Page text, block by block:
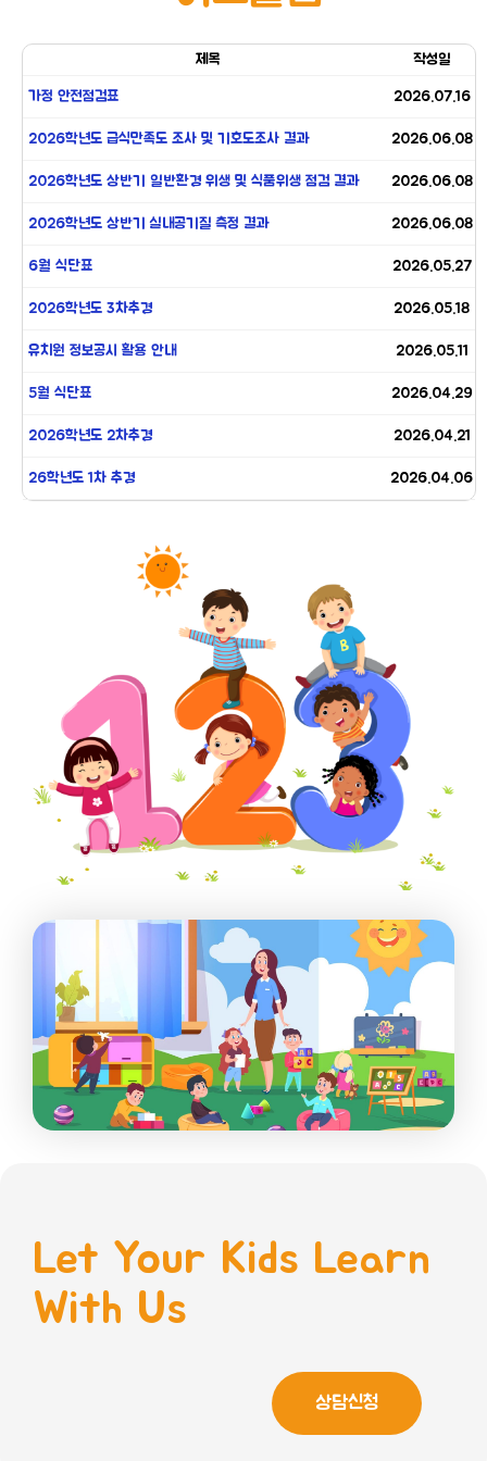
제목 작성일
가정 안전점검표 2026.07.16
2026학년도 급식만족도 조사 및 기호도조사 결과 2026.06.08
2026학년도 상반기 일반환경 위생 및 식품위생 점검 결과 2026.06.08
2026학년도 상반기 실내공기질 측정 결과 2026.06.08
6월 식단표 2026.05.27
2026학년도 3차추경 2026.05.18
유치원 정보공시 활용 안내 2026.05.11
5월 식단표 2026.04.29
2026학년도 2차추경 2026.04.21
26학년도 1차 추경 2026.04.06
Let Your Kids Learn
With Us
상담신청